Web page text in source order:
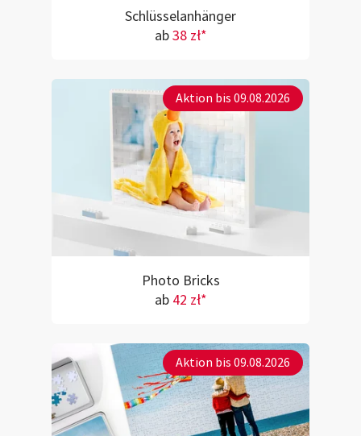
Schlüsselanhänger
ab38 zł*
Aktion bis 09.08.2026
Photo Bricks
ab 42 zł*
Aktion bis 09.08.2026